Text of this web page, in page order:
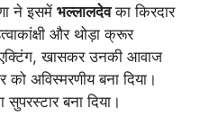
ने इसमें भल्लालदेवका किरदार
और थोड़ा क्रूर
खासकर उनकी आवाज
को अविस्मरणीय बना दिया।
बना दिया।